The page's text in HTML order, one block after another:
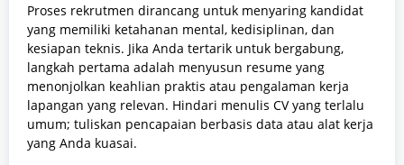
Proses rekrutmen dirancang untuk menyaring kandidat
yang memiliki ketahanan mental, kedisiplinan, dan
kesiapan teknis. Jika Anda tertarik untuk bergabung,
langkah pertama adalah menyusun resume yang
menonjolkan keahlian praktis atau pengalaman kerja
lapangan yang relevan. Hindari menulis CV yang terlalu
umum; tuliskan pencapaian berbasis data atau alat kerja
yang Anda kuasai.